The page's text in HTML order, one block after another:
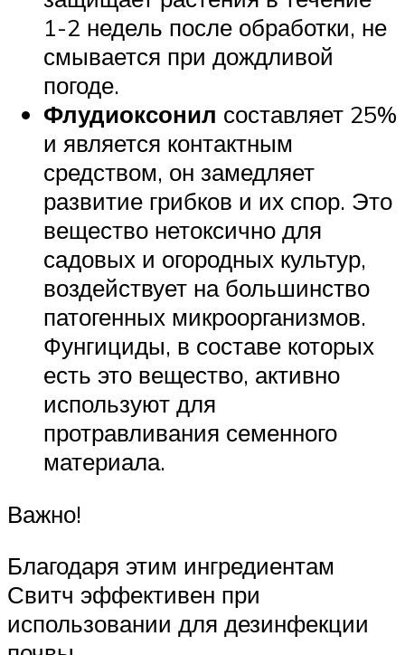
1-2 недель после обработки, не
смывается при дождливой
погоде.
Флудиоксонил составляет 25%
и является контактным
средством, он замедляет
развитие грибков и их спор. Это
вещество нетоксично для
садовых и огородных культур,
воздействует на большинство
патогенных микроорганизмов.
Фунгициды, в составе которых
есть это вещество, активно
используют для
протравливания семенного
материала.
Важно!
Благодаря этим ингредиентам
Свитч эффективен при
использовании для дезинфекции